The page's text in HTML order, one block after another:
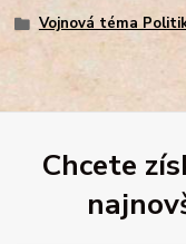
Vojnová téma
Chcete